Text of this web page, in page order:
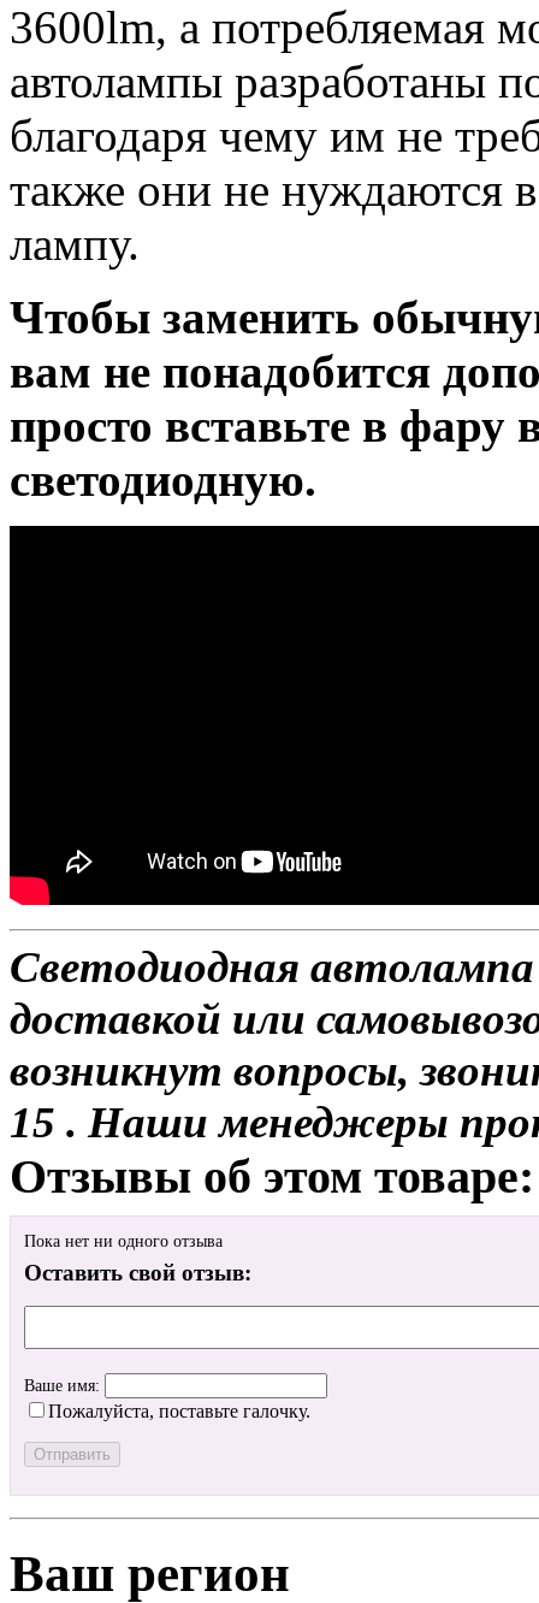
3600lm, а потребляемая
автолампы разработаны
благодаря чему им не
также они не нуждаются
лампу.
Чтобы заменить
вам не понадобится
просто вставьте в
светодиодную.
Светодиодная
доставкой или
возникнут вопросы,
15 . Наши менеджеры
Отзывы об этом товаре:
Пока нет ни одного отзыва
Оставить свой отзыв:
Ваше имя:
Пожалуйста, поставьте галочку.
Ваш регион